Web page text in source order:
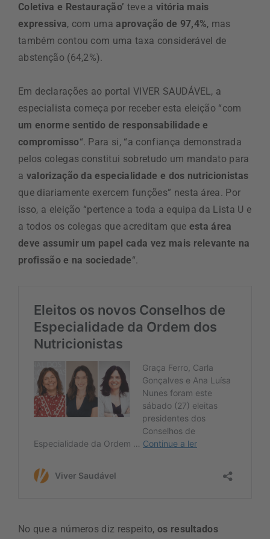
Coletiva e Restauração’ teve a vitória mais
expressiva, com umaaprovação de 97,4%, mas
também contou com uma taxa considerável de
abstenção (64,2%).
Em declarações ao portal VIVER SAUDÁVEL, a
especialista começa por receber esta eleição “com
um enorme sentido de responsabilidade e
compromisso“. Para si, “a confiança demonstrada
pelos colegas constitui sobretudo um mandato para
a valorização da especialidade e dos nutricionistas
que diariamente exercem funções” nesta área. Por
isso, a eleição “pertence a toda a equipa da Lista U e
a todos os colegas que acreditam que esta área
deve assumir um papel cada vez mais relevante na
profissão e na sociedade“.
No que a números diz respeito, os resultados